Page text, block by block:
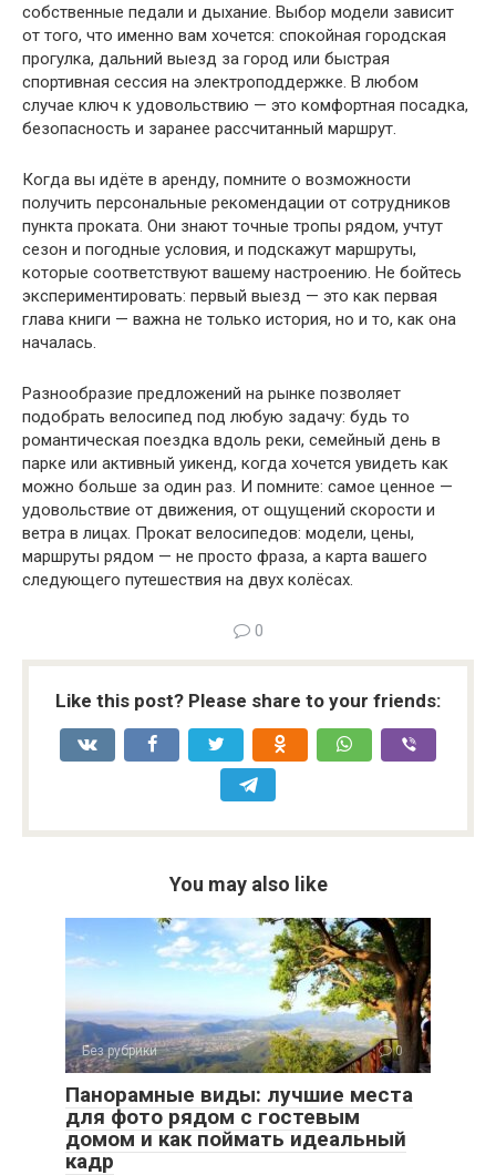
собственные педали и дыхание. Выбор модели зависит
от того, что именно вам хочется: спокойная городская
прогулка, дальний выезд за город или быстрая
спортивная сессия на электроподдержке. В любом
случае ключ к удовольствию — это комфортная посадка,
безопасность и заранее рассчитанный маршрут.
Когда вы идёте в аренду, помните о возможности
получить персональные рекомендации от сотрудников
пункта проката. Они знают точные тропы рядом, учтут
сезон и погодные условия, и подскажут маршруты,
которые соответствуют вашему настроению. Не бойтесь
экспериментировать: первый выезд — это как первая
глава книги — важна не только история, но и то, как она
началась.
Разнообразие предложений на рынке позволяет
подобрать велосипед под любую задачу: будь то
романтическая поездка вдоль реки, семейный день в
парке или активный уикенд, когда хочется увидеть как
можно больше за один раз. И помните: самое ценное —
удовольствие от движения, от ощущений скорости и
ветра в лицах. Прокат велосипедов: модели, цены,
маршруты рядом — не просто фраза, а карта вашего
следующего путешествия на двух колёсах.
0
Like this post? Please share to your friends:
You may also like
Без рубрики 0
Панорамные виды: лучшие места
для фото рядом с гостевым
домом и как поймать идеальный
кадр